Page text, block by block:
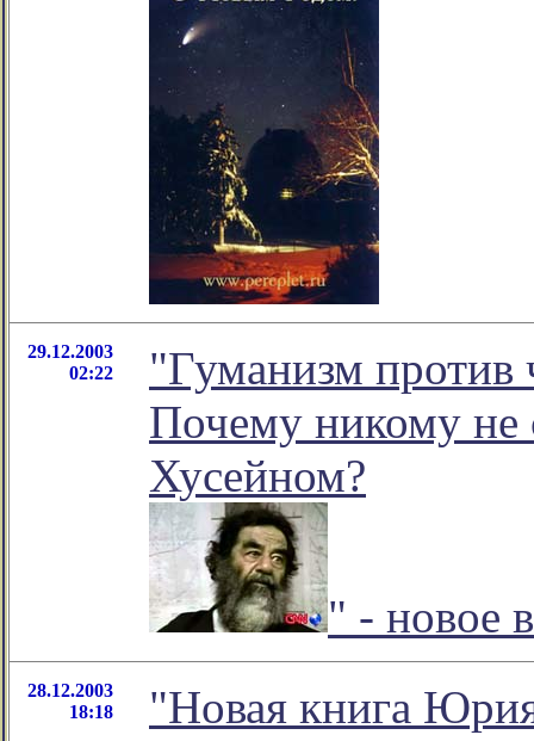
29.12.2003
02:22
"Гуманизм против
Почему никому не
Хусейном?
" - новое
28.12.2003
18:18
"Новая книга